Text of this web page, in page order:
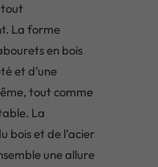
La forme
en bois
et d’une
tout comme
La
bois et de l’acier
une allure